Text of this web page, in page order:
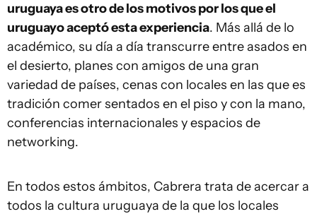
uruguaya es otro de los motivos por los que el
uruguayo aceptó esta experiencia. Más allá de lo
académico, su día a día transcurre entre asados en
el desierto, planes con amigos de una gran
variedad de países, cenas con locales en las que es
tradición comer sentados en el piso y con la mano,
conferencias internacionales y espacios de
networking.
En todos estos ámbitos, Cabrera trata de acercar a
todos la cultura uruguaya de la que los locales